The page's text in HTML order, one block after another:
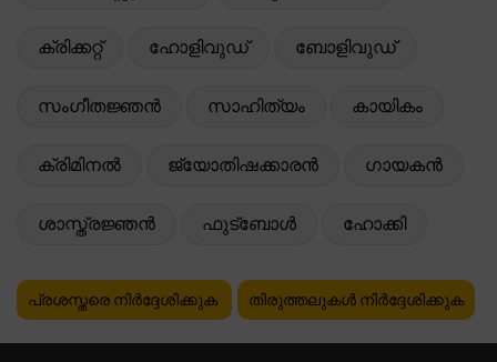
ക്രിക്കറ്റ് ഹോളിവുഡ് ബോളിവുഡ്
സംഗീതജ്ഞൻ സാഹിത്യം കായികം
ക്രിമിനൽ ജ്യോതിഷക്കാരൻ ഗായകൻ
ശാസ്ത്രജ്ഞൻ ഫുട്ബോൾ ഹോക്കി
പ്രശസ്തരെ നിർദ്ദേശിക്കുക തിരുത്തലുകൾ നിർദ്ദേശിക്കുക